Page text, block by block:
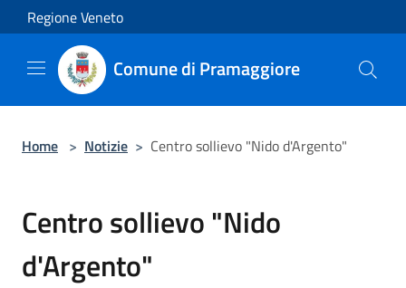
Salta al contenuto principale
Regione Veneto
Comune di Pramaggiore
Home > Notizie > Centro sollievo "Nido d'Argento"
Centro sollievo "Nido
d'Argento"